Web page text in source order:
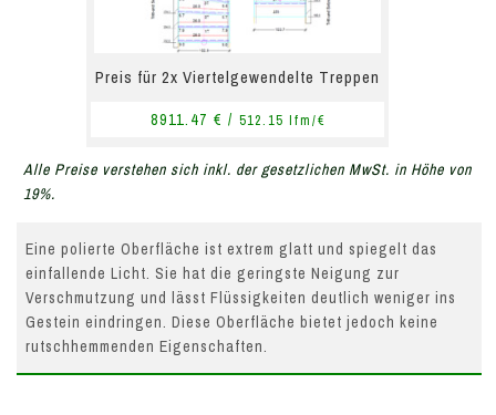
Preis für 2x Viertelgewendelte Treppen
8911.47 € / 512.15 lfm/€
Alle Preise verstehen sich inkl. der gesetzlichen MwSt. in Höhe von
19%.
Eine polierte Oberfläche ist extrem glatt und spiegelt das
einfallende Licht. Sie hat die geringste Neigung zur
Verschmutzung und lässt Flüssigkeiten deutlich weniger ins
Gestein eindringen. Diese Oberfläche bietet jedoch keine
rutschhemmenden Eigenschaften.